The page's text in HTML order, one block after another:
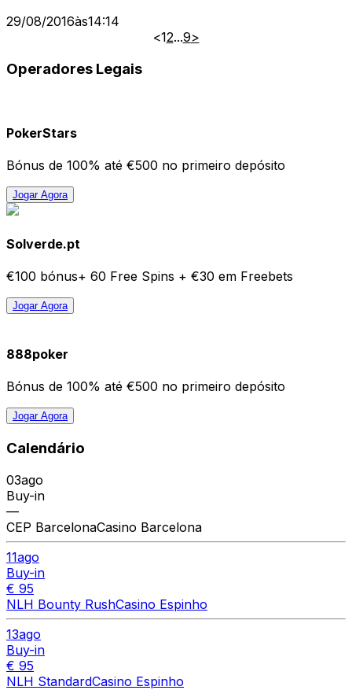
29/08/2016às14:14
<12...9>
Operadores Legais
PokerStars
Bónus de 100% até €500 no primeiro depósito
Jogar Agora
Solverde.pt
€100 bónus+ 60 Free Spins + €30 em Freebets
Jogar Agora
888poker
Bónus de 100% até €500 no primeiro depósito
Jogar Agora
Calendário
03ago
Buy-in
—
CEP BarcelonaCasino Barcelona
11ago
Buy-in
€ 95
NLH Bounty RushCasino Espinho
13ago
Buy-in
€ 95
NLH StandardCasino Espinho